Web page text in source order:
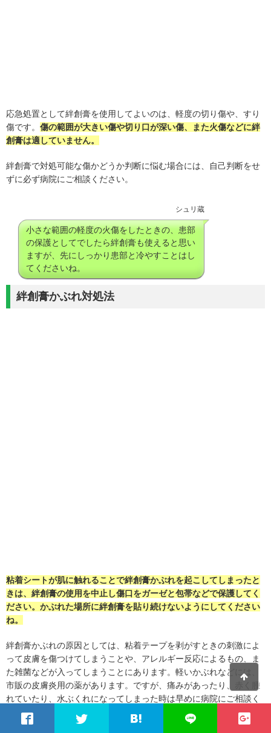
応急処置として絆創膏を使用してよいのは、軽度の切り傷や、すり
傷です。 傷の範囲が大きい傷や切り口が深い傷、また火傷などに絆
創膏は適していません。
絆創膏で対処可能な傷かどうか判断に悩む場合には、自己判断をせ
ずに必ず病院にご相談ください。
シュリ蔵
小さな範囲の軽度の火傷をしたときの、患部
の保護としてでしたら絆創膏も使えると思い
ますが、先にしっかり患部と冷やすことはし
てくださいね。
絆創膏かぶれ対処法
粘着シートが肌に触れることで絆創膏かぶれを起こしてしまったと
きは、絆創膏の使用を中止し傷口をガーゼと包帯などで保護してく
ださい。 かぶれた場所に絆創膏を貼り続けないようにしてください
ね。
絆創膏かぶれの原因としては、粘着テープを剥がすときの刺激によ
って皮膚を傷つけてしまうことや、アレルギー反応によるもの、ま
た雑菌などが入ってしまうことにあります。軽いかぶれなどには、
市販の皮膚炎用の薬があります。ですが、痛みがあったり、赤く腫
れていたり、水ぶくれになってしまった時は早めに病院にご相談く
ださい。